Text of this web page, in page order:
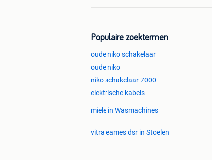
Populaire zoektermen
oude niko schakelaar
oude niko
niko schakelaar 7000
elektrische kabels
miele in Wasmachines
vitra eames dsr in Stoelen